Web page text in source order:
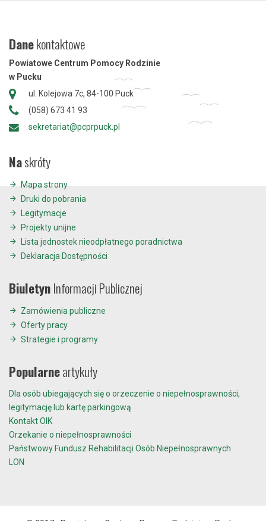
Danekontaktowe
Powiatowe Centrum Pomocy Rodzinie
w Pucku
ul. Kolejowa 7c, 84-100 Puck
(058) 673 41 93
sekretariat@pcprpuck.pl
Naskróty
Mapa strony
Druki do pobrania
Legitymacje
Projekty unijne
Lista jednostek nieodpłatnego poradnictwa
Deklaracja Dostępności
BiuletynInformacji Publicznej
Zamówienia publiczne
Oferty pracy
Strategie i programy
Popularneartykuły
Dla osób ubiegających się o orzeczenie o niepełnosprawności,
legitymację lub kartę parkingową
Kontakt OIK
Orzekanie o niepełnosprawności
Państwowy Fundusz Rehabilitacji Osób Niepełnosprawnych
LON